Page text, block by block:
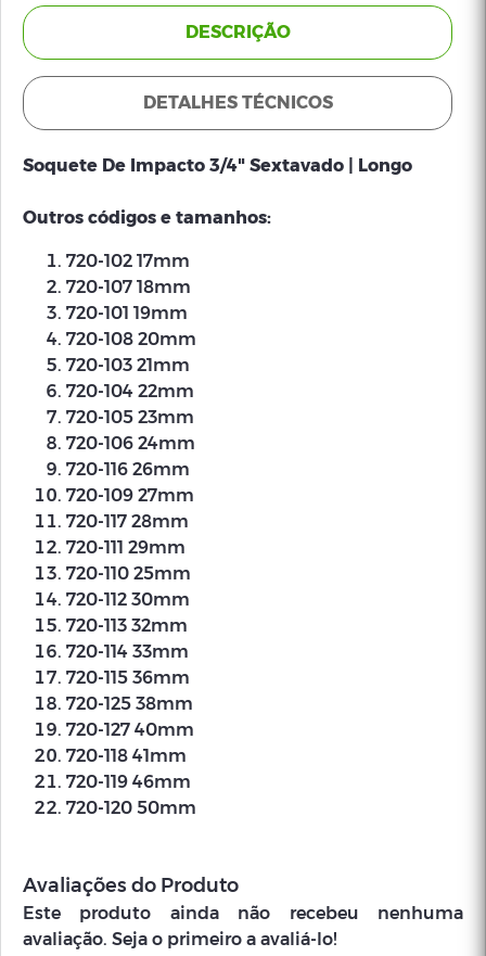
DESCRIÇÃO
DETALHES TÉCNICOS
Soquete De Impacto 3/4" Sextavado | Longo
Outros códigos e tamanhos:
720-102 17mm
720-107 18mm
720-101 19mm
720-108 20mm
720-103 21mm
720-104 22mm
720-105 23mm
720-106 24mm
720-116 26mm
720-109 27mm
720-117 28mm
720-111 29mm
720-110 25mm
720-112 30mm
720-113 32mm
720-114 33mm
720-115 36mm
720-125 38mm
720-127 40mm
720-118 41mm
720-119 46mm
720-120 50mm
Avaliações do Produto
Este produto ainda não recebeu nenhuma
avaliação. Seja o primeiro a avaliá-lo!